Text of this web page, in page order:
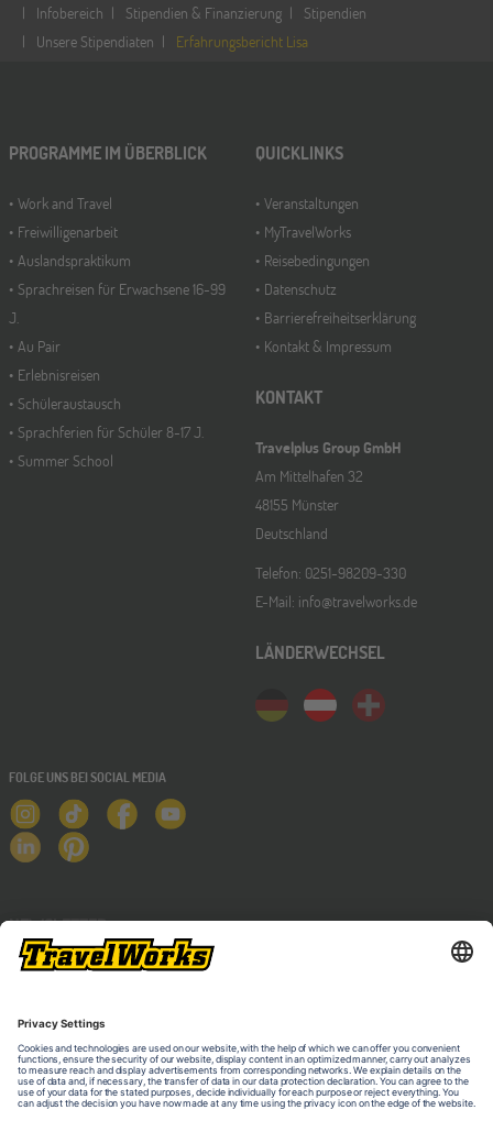
Infobereich
Stipendien & Finanzierung
Stipendien
Unsere Stipendiaten
Erfahrungsbericht Lisa
PROGRAMME IM ÜBERBLICK
Work and Travel
Freiwilligenarbeit
Auslandspraktikum
Sprachreisen für Erwachsene 16-99
J.
Au Pair
Erlebnisreisen
Schüleraustausch
Sprachferien für Schüler 8-17 J.
Summer School
QUICKLINKS
Veranstaltungen
MyTravelWorks
Reisebedingungen
Datenschutz
Barrierefreiheitserklärung
Kontakt & Impressum
KONTAKT
Travelplus Group GmbH
Am Mittelhafen 32
48155 Münster
Deutschland
Telefon: 0251-98209-330
E-Mail: info@travelworks.de
LÄNDERWECHSEL
FOLGE UNS BEI SOCIAL MEDIA
NEWSLETTER